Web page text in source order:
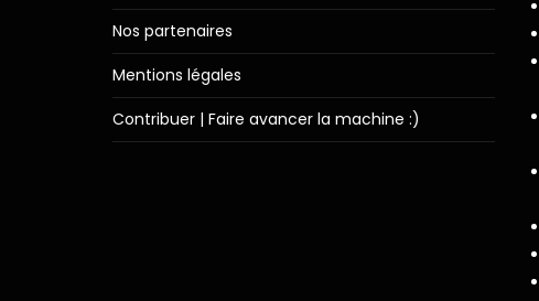
Nos partenaires
Mentions légales
Contribuer | Faire avancer la machine :)